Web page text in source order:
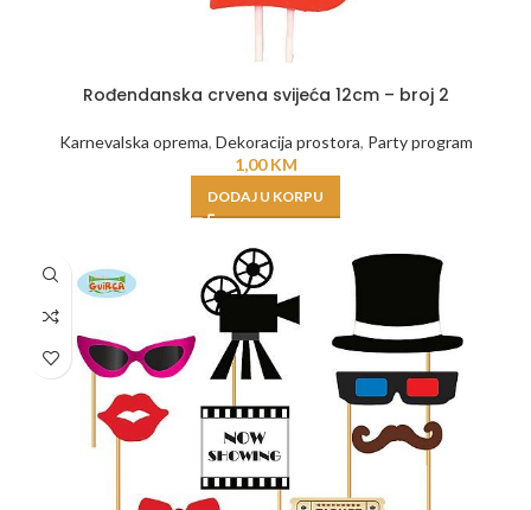
Rođendanska crvena svijeća 12cm – broj 2
Karnevalska oprema, Dekoracija prostora, Party program
1,00KM
DODAJ U KORPU